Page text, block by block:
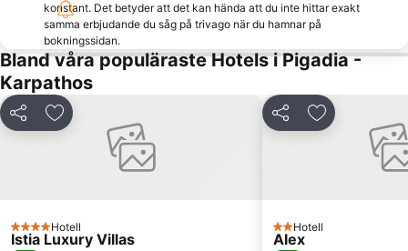
konstant. Det betyder att det kan hända att du inte hittar exakt
samma erbjudande du såg på trivago när du hamnar på
bokningssidan.
Bland våra populäraste Hotels i Pigadia -
Karpathos
Dela Lägg till i Mina Favoriter
4 Stjärnor
Hotell
Istia Luxury Villas
Dela Lägg till i
2 Stjärnor
Hotell
Alex